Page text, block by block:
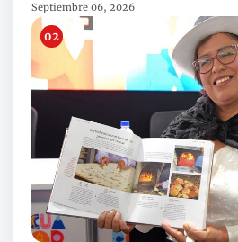
Septiembre 06, 2026